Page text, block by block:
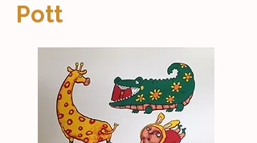
Pott